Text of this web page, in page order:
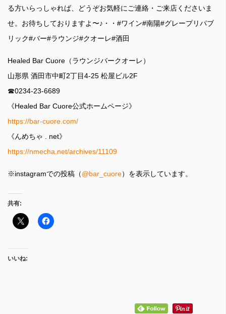
る方いらっしゃれば、どうぞお気軽にご連絡・ご来店くださいま
せ。お待ちしておりますよ〜♪・・#ワイン#南陽#グレープリパブ
リック#バー#ラウンジ#クオーレ#酒田
Healed Bar Cuore（ラウンジバークオーレ）
山形県 酒田市中町2丁目4-25 松屋ビル2F
☎︎0234-23-6689
《Healed Bar Cuore公式ホームページ》
https://bar-cuore.com/
《んめちゃ . net》
https://nmecha.net/archives/11109
※instagramでの投稿（@bar_cuore）を表示しています。
共有:
いいね: